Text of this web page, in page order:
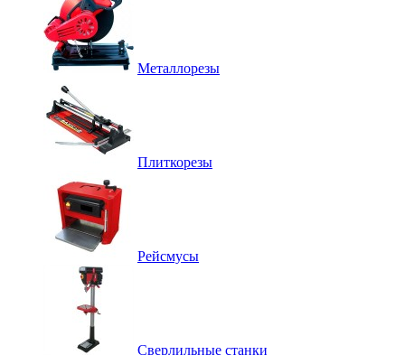
Металлорезы
Плиткорезы
Рейсмусы
Сверлильные станки